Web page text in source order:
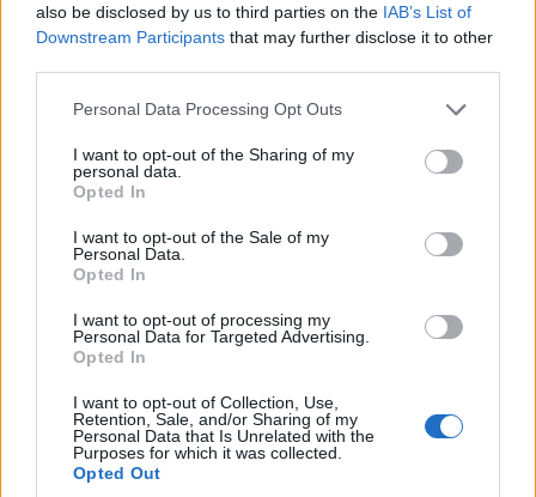
also be disclosed by us to third parties on the IAB’s List of
Downstream Participants that may further disclose it to other
Please note that this website/app uses one or more Google
not limited to your visit or usage behaviour. You may click to
grant or deny consent to Google and its third-party tags to
use your data for below specified purposes in below Google
consent section.
Personal Data Processing Opt Outs
I want to opt-out of the Sharing of my
personal data.
Opted In
I want to opt-out of the Sale of my
Personal Data.
Opted In
I want to opt-out of processing my
Personal Data for Targeted Advertising.
Opted In
I want to opt-out of Collection, Use,
Retention, Sale, and/or Sharing of my
Personal Data that Is Unrelated with the
Purposes for which it was collected.
Opted Out